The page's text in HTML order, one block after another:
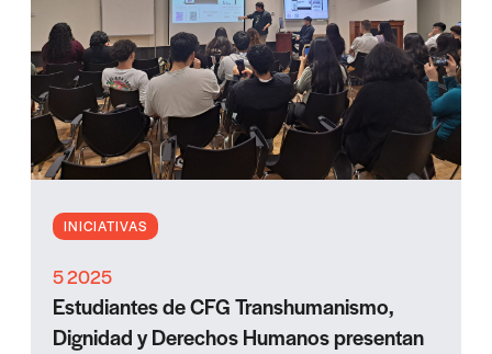
INICIATIVAS
5 2025
Estudiantes de CFG Transhumanismo,
Dignidad y Derechos Humanos presentan